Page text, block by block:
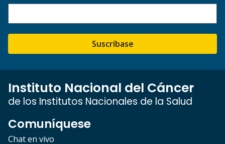
Suscríbase
Instituto Nacional del Cáncer
de los Institutos Nacionales de la Salud
Comuníquese
Chat en vivo